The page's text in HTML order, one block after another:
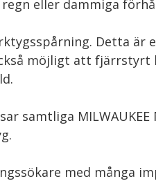
eller dammiga
Detta
möjligt att fjärrstyrt
samtliga
med många